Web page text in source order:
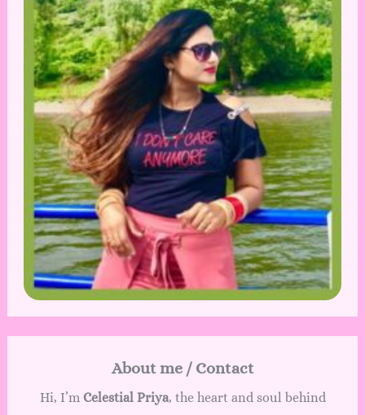
About me / Contact
Hi, I’m Celestial Priya, the heart and soul behind